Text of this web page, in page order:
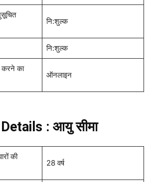
नि:शुल्क
नि:शुल्क
का
ऑनलाइन
: आयु सीमा
की
28 वर्ष